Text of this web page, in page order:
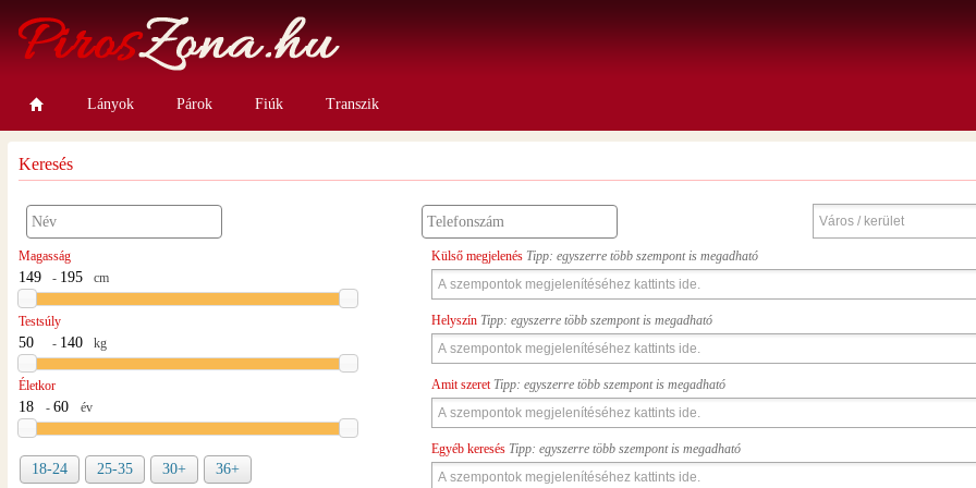
Lányok Párok Fiúk Transzik
Keresés
Magasság
-
cm
Testsúly
-
kg
Életkor
-
év
18-24 25-35 30+ 36+
Külső megjelenés Tipp: egyszerre több szempont is megadható
Helyszín Tipp: egyszerre több szempont is megadható
Amit szeret Tipp: egyszerre több szempont is megadható
Egyéb keresés Tipp: egyszerre több szempont is megadható